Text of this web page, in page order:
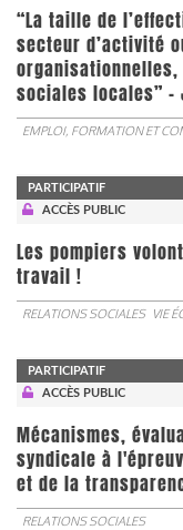
“La taille de
secteur d’activité
sociales locales” -
EMPLOI, FORMATION ET
PARTICIPATIF
ACCÈS PUBLIC
Les pompiers
travail !
RELATIONS SOCIALES VIE
PARTICIPATIF
ACCÈS PUBLIC
Mécanismes,
syndicale à
et de la
RELATIONS SOCIALES